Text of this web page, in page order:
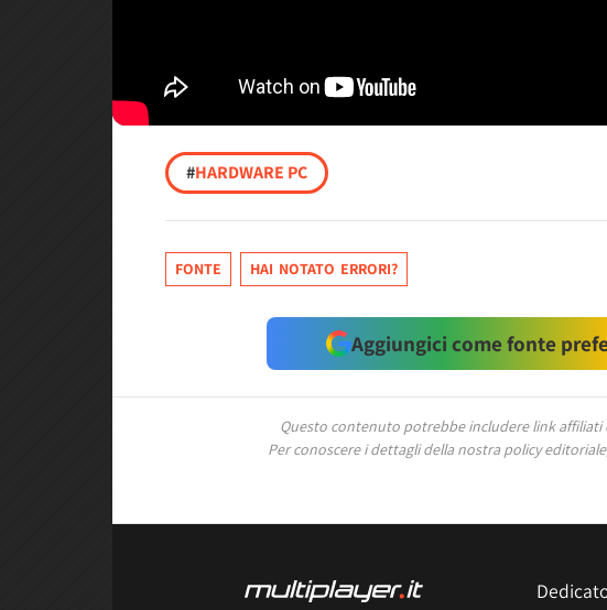
#HARDWARE PC
FONTE HAI NOTATO ERRORI?
Aggiungici come fonte
Questo contenuto potrebbe includere link affiliati
Per conoscere i dettagli della nostra policy